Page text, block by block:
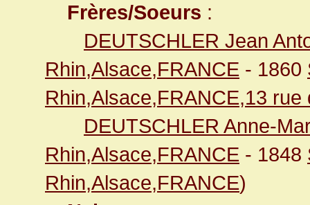
Frères/Soeurs :
DEUTSCHLER Jean
Rhin,Alsace,FRANCE - 1860
Rhin,Alsace,FRANCE,13
DEUTSCHLER Anne-
Rhin,Alsace,FRANCE - 1848
Rhin,Alsace,FRANCE)